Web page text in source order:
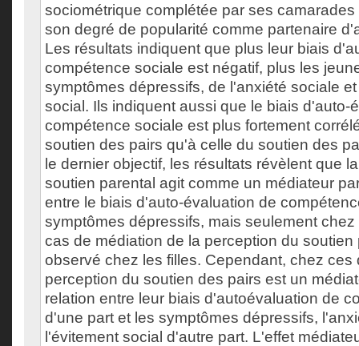
sociométrique complétée par ses
son degré de popularité comme partenaire
Les résultats indiquent que plus leur biais
compétence sociale est négatif, plus les
symptômes dépressifs, de l'anxiété sociale
social. Ils indiquent aussi que le biais d'auto-
compétence sociale est plus fortement
soutien des pairs qu'à celle du soutien des
le dernier objectif, les résultats révèlent que
soutien parental agit comme un médiateur
entre le biais d'auto-évaluation de
symptômes dépressifs, mais seulement
cas de médiation de la perception du soutien
observé chez les filles. Cependant, chez ces
perception du soutien des pairs est un
relation entre leur biais d'autoévaluation de
d'une part et les symptômes dépressifs,
l'évitement social d'autre part. L'effet